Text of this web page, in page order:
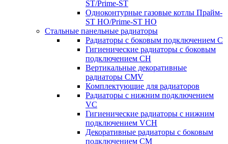
ST/Prime-ST
Одноконтурные газовые котлы Прайм-
ST HO/Prime-ST HO
Стальные панельные радиаторы
Радиаторы c боковым подключением C
Гигиенические радиаторы c боковым
подключением CH
Вертикальные декоративные
радиаторы CMV
Комплектующие для радиаторов
Радиаторы c нижним подключением
VC
Гигиенические радиаторы c нижним
подключением VCH
Декоративные радиаторы с боковым
подключением CM